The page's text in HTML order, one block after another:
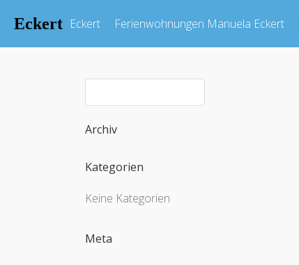
Eckert Eckert Ferienwohnungen Manuela Eckert
Archiv
Kategorien
Keine Kategorien
Meta